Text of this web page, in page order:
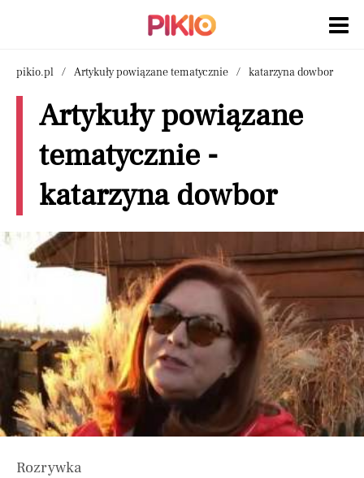
pikio.pl Artykuły powiązane tematycznie katarzyna dowbor
Artykuły powiązane
tematycznie -
katarzyna dowbor
Rozrywka